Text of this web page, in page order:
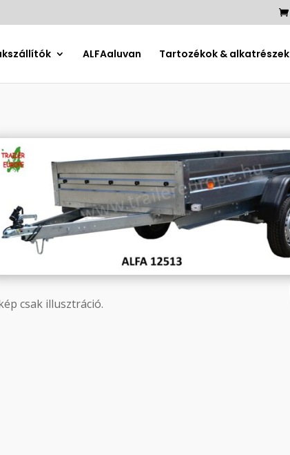
ALFAaluvan Tartozékok & alkatrészek
csak illusztráció.